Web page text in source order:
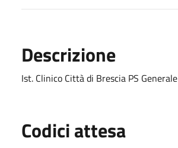
Descrizione
Ist. Clinico Città di Brescia PS Generale
Codici attesa